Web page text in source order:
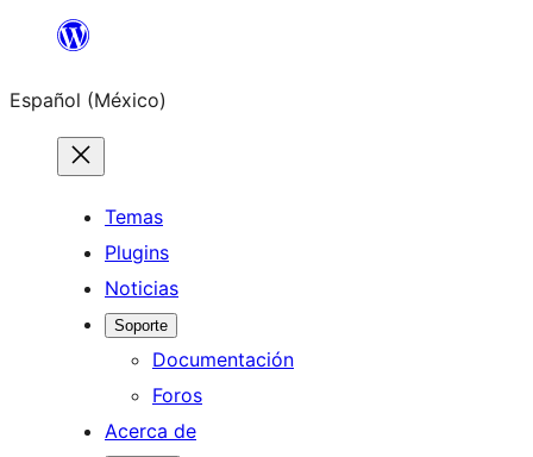
Saltar
contenido
Español (México)
Temas
Plugins
Noticias
Soporte
Documentación
Foros
Acerca de